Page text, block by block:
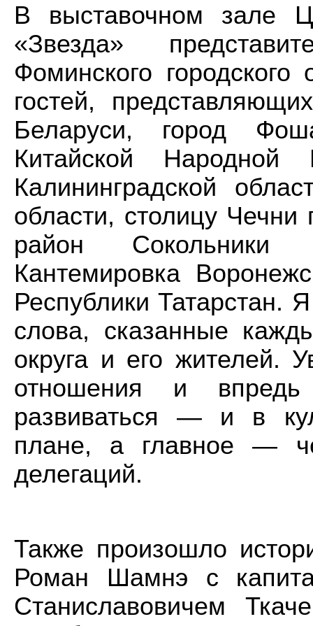
В выставочном зале
«Звезда»
Фоминского городского
гостей,
Беларуси, город
Китайской Народной
Калининградской
области, столицу
район Сокольники
Кантемировка
Республики Татарстан.
слова, сказанные
округа и его жителей.
отношения и
развиваться — и в
плане, а главное —
делегаций.
Также произошло
Роман Шамнэ с
Станиславовичем